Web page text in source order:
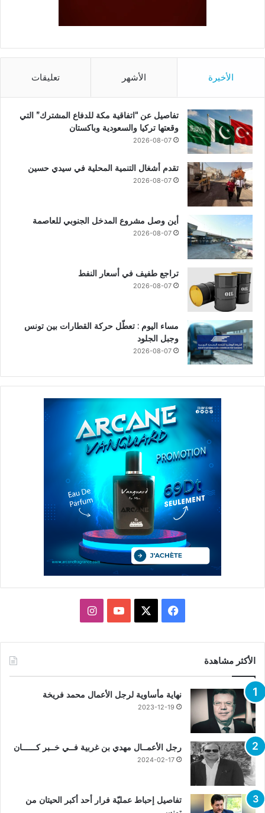
الأخيرة الأشهر تعليقات
تفاصيل عن “اتفاقية مكة للدفاع المشترك” التي
وقعتها تركيا والسعودية وباكستان
2026-08-07
تقدم أشغال التنمية المحلية في سيدي حسين
2026-08-07
أين وصل مشروع المدخل الجنوبي للعاصمة
2026-08-07
تراجع طفيف في أسعار النفط
2026-08-07
مساء اليوم : تعطّل حركة القطارات بين تونس
وجبل الجلود
2026-08-07
فيسبوك يوتيوبانستقرام
الأكثر مشاهدة
نهاية مأساوية لرجل الأعمال محمد فريخة
2023-12-19
رجل الأعمــال مهدي بن غربية فــي خــبر كــــــان
2024-02-17
تفاصيل إحباط عمليّة فرار أحد أكبر الحيتان من